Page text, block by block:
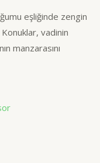
eşliğinde zengin
vadinin
manzarasını